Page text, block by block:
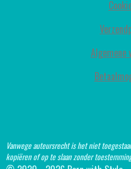
Algemene
Vanwege auteursrecht is het niet
kopiëren of op te slaan zonder